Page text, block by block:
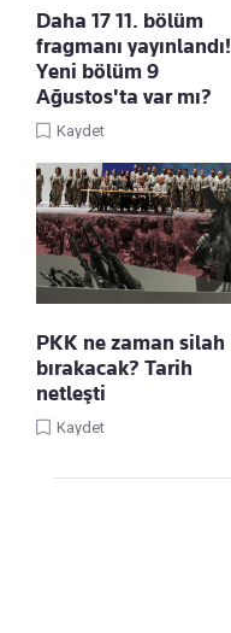
Daha 17 11. bölüm
fragmanı yayınlandı!
Yeni bölüm 9
Ağustos'ta var mı?
Kaydet
PKK ne zaman silah
bırakacak? Tarih
netleşti
Kaydet